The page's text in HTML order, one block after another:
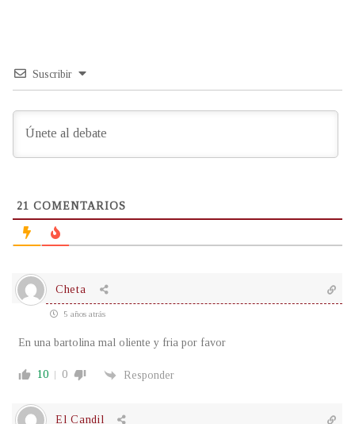
Suscribir
21 COMENTARIOS
Cheta
5 años atrás
En una bartolina mal oliente y fria por favor
10 0 Responder
El Candil